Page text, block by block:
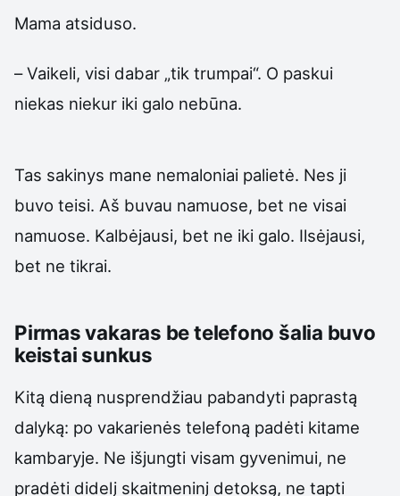
Mama atsiduso.
– Vaikeli, visi dabar „tik trumpai“. O paskui
niekas niekur iki galo nebūna.
Tas sakinys mane nemaloniai palietė. Nes ji
buvo teisi. Aš buvau namuose, bet ne visai
namuose. Kalbėjausi, bet ne iki galo. Ilsėjausi,
bet ne tikrai.
Pirmas vakaras be telefono šalia buvo
keistai sunkus
Kitą dieną nusprendžiau pabandyti paprastą
dalyką: po vakarienės telefoną padėti kitame
kambaryje. Ne išjungti visam gyvenimui, ne
pradėti didelį skaitmeninį detoksą, ne tapti